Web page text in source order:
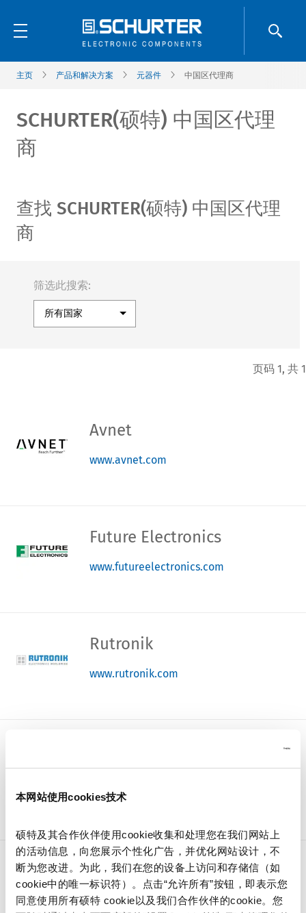
本网站使用cookies技术
硕特及其合作伙伴使用cookie收集和处理您在我们网站上
的活动信息，向您展示个性化广告，并优化网站设计，不
断为您改进。为此，我们在您的设备上访问和存储信（如
cookie中的唯一标识符）。点击“允许所有”按钮，即表示您
同意使用所有硕特 cookie以及我们合作伙伴的cookie。您
主页 产品和解决方案 元器件 中国区代理商
SCHURTER(硕特) 中国区代理
商
查找 SCHURTER(硕特) 中国区代理
商
筛选此搜索:
页码 1, 共 1
Avnet
www.avnet.com
Future Electronics
www.futureelectronics.com
Rutronik
www.rutronik.com
Technology Co., Ltd
www.shzhtech.com.cn
Arrow Electronics
www.arrow.com